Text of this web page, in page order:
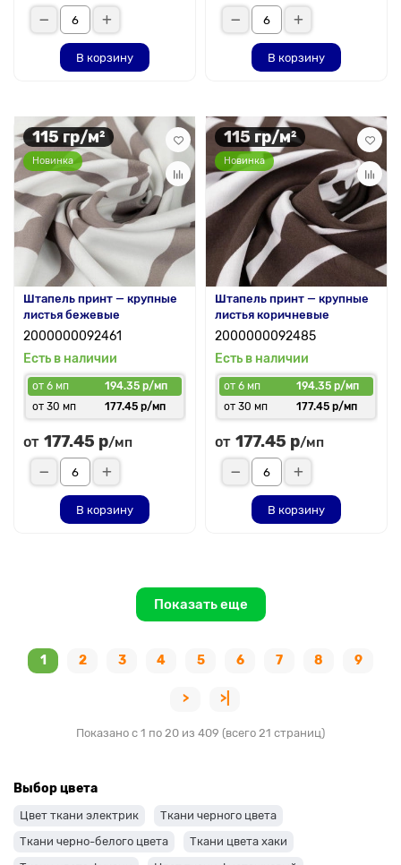
В корзину В корзину
115 гр/м²
Новинка
Штапель принт — крупные
листья бежевые
2000000092461
Есть в наличии
от 6 мп
194.35 р/мп
от 30 мп
177.45 р/мп
от 177.45 р/мп
В корзину
115 гр/м²
Новинка
Штапель принт — крупные
листья коричневые
2000000092485
Есть в наличии
от 6 мп
194.35 р/мп
от 30 мп
177.45 р/мп
от 177.45 р/мп
В корзину
Показать еще
1 2 3 4 5 6 7 8 9
> >|
Показано с 1 по 20 из 409 (всего 21 страниц)
Выбор цвета
Цвет ткани электрик
Ткани черного цвета
Ткани черно-белого цвета
Ткани цвета хаки